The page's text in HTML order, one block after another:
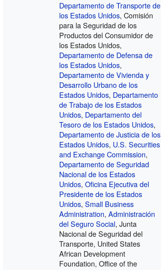
Departamento de Transporte de
los Estados Unidos, Comisión
para la Seguridad de los
Productos del Consumidor de
los Estados Unidos,
Departamento de Defensa de
los Estados Unidos,
Departamento de Vivienda y
Desarrollo Urbano de los
Estados Unidos, Departamento
de Trabajo de los Estados
Unidos, Departamento del
Tesoro de los Estados Unidos,
Departamento de Justicia de los
Estados Unidos, U.S. Securities
and Exchange Commission,
Departamento de Seguridad
Nacional de los Estados
Unidos,Oficina Ejecutiva del
Presidente de los Estados
Unidos,Small Business
Administration,Administración
del Seguro Social, Junta
Nacional de Seguridad del
Transporte, United States
African Development
Foundation, Office of the